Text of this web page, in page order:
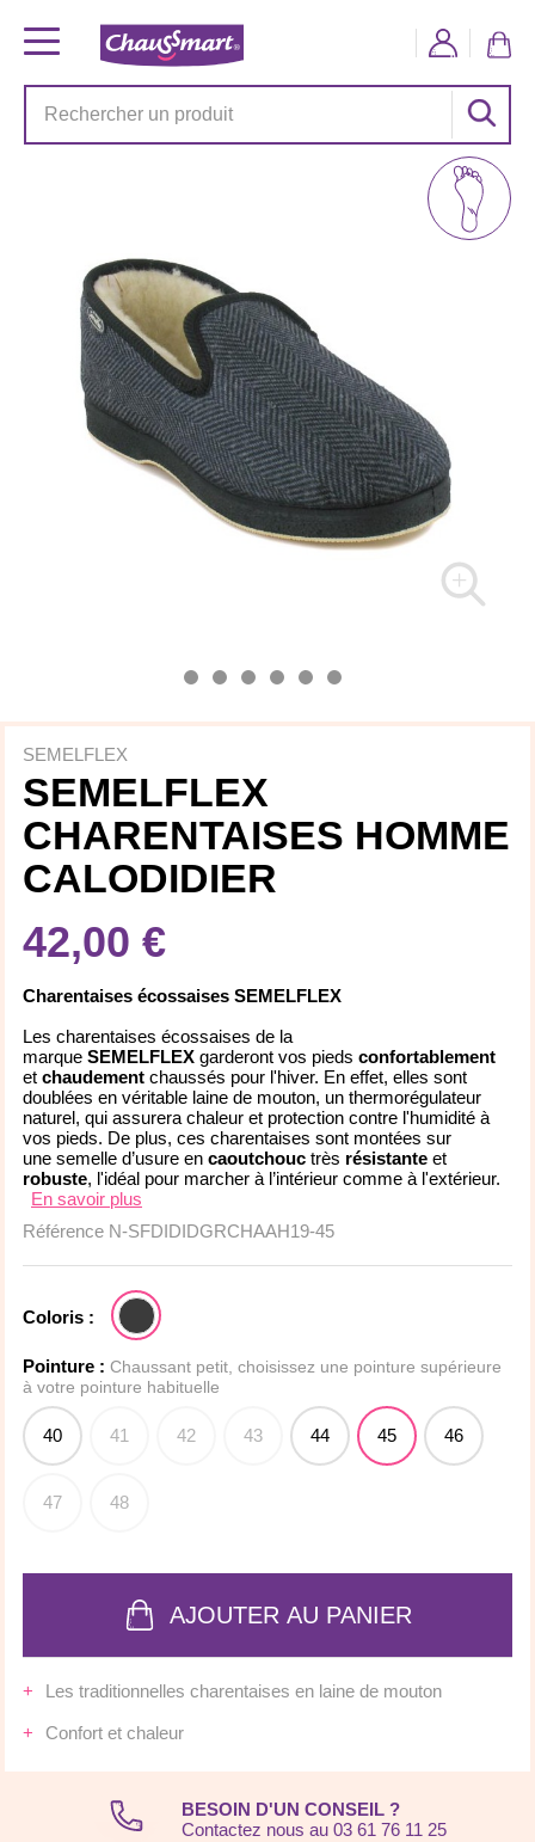
SEMELFLEX
SEMELFLEX
CHARENTAISES HOMME
CALODIDIER
42,00 €
Charentaises écossaises SEMELFLEX
Les charentaises écossaises de la
marque SEMELFLEX garderont vos pieds confortablement
et chaudement chaussés pour l'hiver. En effet, elles sont
doublées en véritable laine de mouton, un thermorégulateur
naturel, qui assurera chaleur et protection contre l'humidité à
vos pieds. De plus, ces charentaises sont montées sur
une semelle d’usure en caoutchouc très résistante et
robuste, l'idéal pour marcher à l’intérieur comme à l'extérieur.
En savoir plus
Référence N-SFDIDIDGRCHAAH19-45
Coloris :
Pointure : Chaussant petit, choisissez une pointure supérieure
à votre pointure habituelle
40 41 42 43 44 45 46
47 48
AJOUTER AU PANIER
Les traditionnelles charentaises en laine de mouton
Confort et chaleur
BESOIN D'UN CONSEIL ?
Contactez nous au 03 61 76 11 25